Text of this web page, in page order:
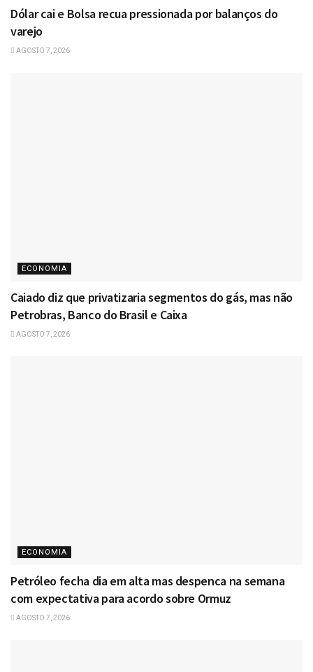
Dólar cai e Bolsa recua pressionada por balanços do
varejo
AGOSTO 7, 2026
ECONOMIA
Caiado diz que privatizaria segmentos do gás, mas não
Petrobras, Banco do Brasil e Caixa
AGOSTO 7, 2026
ECONOMIA
Petróleo fecha dia em alta mas despenca na semana
com expectativa para acordo sobre Ormuz
AGOSTO 7, 2026